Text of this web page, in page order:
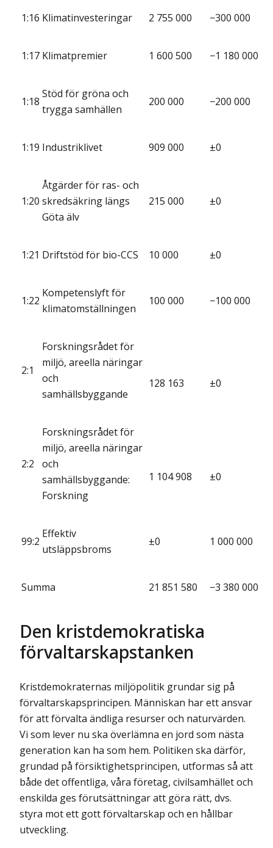
1:16 Klimatinvesteringar 2 755 000 −300 000
1:17 Klimatpremier 1 600 500 −1 180 000
1:18
Stöd för gröna och
trygga samhällen
200 000 −200 000
1:19 Industriklivet 909 000 ±0
1:20
Åtgärder för ras- och
skredsäkring längs
Göta älv
215 000 ±0
1:21 Driftstöd för bio-CCS 10 000 ±0
1:22
Kompetenslyft för
klimatomställningen
100 000 −100 000
2:1
Forskningsrådet för
miljö, areella näringar
och
samhällsbyggande
128 163 ±0
2:2
Forskningsrådet för
miljö, areella näringar
och
samhällsbyggande:
Forskning
1 104 908 ±0
99:2
Effektiv
utsläppsbroms
±0 1 000 000
Summa 21 851 580 −3 380 000
Den kristdemokratiska
förvaltarskapstanken
Kristdemokraternas miljöpolitik grundar sig på
förvaltarskapsprincipen. Människan har ett ansvar
för att förvalta ändliga resurser och naturvärden.
Vi som lever nu ska över­lämna en jord som nästa
generation kan ha som hem. Politiken ska därför,
grundad på försiktighetsprincipen, utformas så att
både det offentliga, våra företag, civilsamhället och
enskilda ges förutsättningar att göra rätt, dvs.
styra mot ett gott förvaltarskap och en hållbar
utveckling.